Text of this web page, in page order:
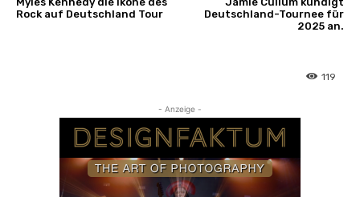
Rock auf Deutschland Tour
Deutschland-Tournee für
2025 an.
119
- Anzeige -